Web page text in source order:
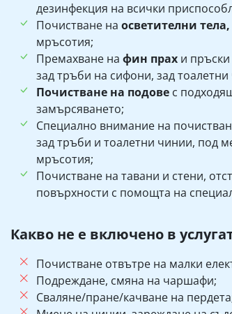
дезинфекция на всички
Почистване на осветителни
мръсотия;
Премахване на фин прах и
зад тръби на сифони, зад
Почистване на подове с
замърсяването;
Специално внимание на
зад тръби и тоалетни чинии, под
мръсотия;
Почистване на тавани и стени,
повърхности с помощта на
Какво не е включено в
Почистване отвътре на малки
Подреждане, смяна на чаршафи;
Сваляне/пране/качване на